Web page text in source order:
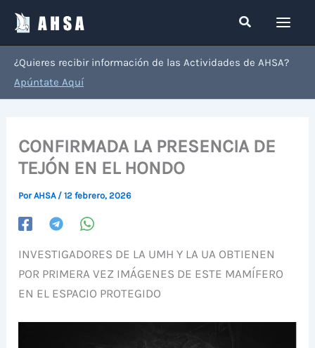
contenido
Buscar
¿Quieres recibir información de las Actividades de AHSA?
Apúntate Aquí
CONFIRMADA LA PRESENCIA DE
TEJÓN EN EL HONDO
PorAHSA /12 febrero, 2026
INVESTIGADORES DE LA UMH Y LA UA OBTIENEN
POR PRIMERA VEZ IMÁGENES DE ESTE MAMÍFERO
EN EL ESPACIO PROTEGIDO